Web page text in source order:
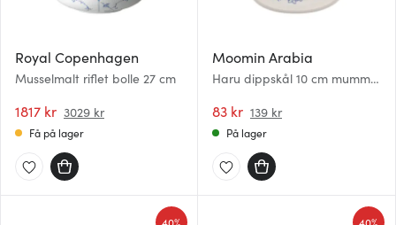
Royal Copenhagen
Musselmalt riflet bolle 27 cm
1817 kr 3029 kr
Få på lager
Moomin Arabia
Haru dippskål 10 cm mummi
83 kr 139 kr
På lager
40% 40%